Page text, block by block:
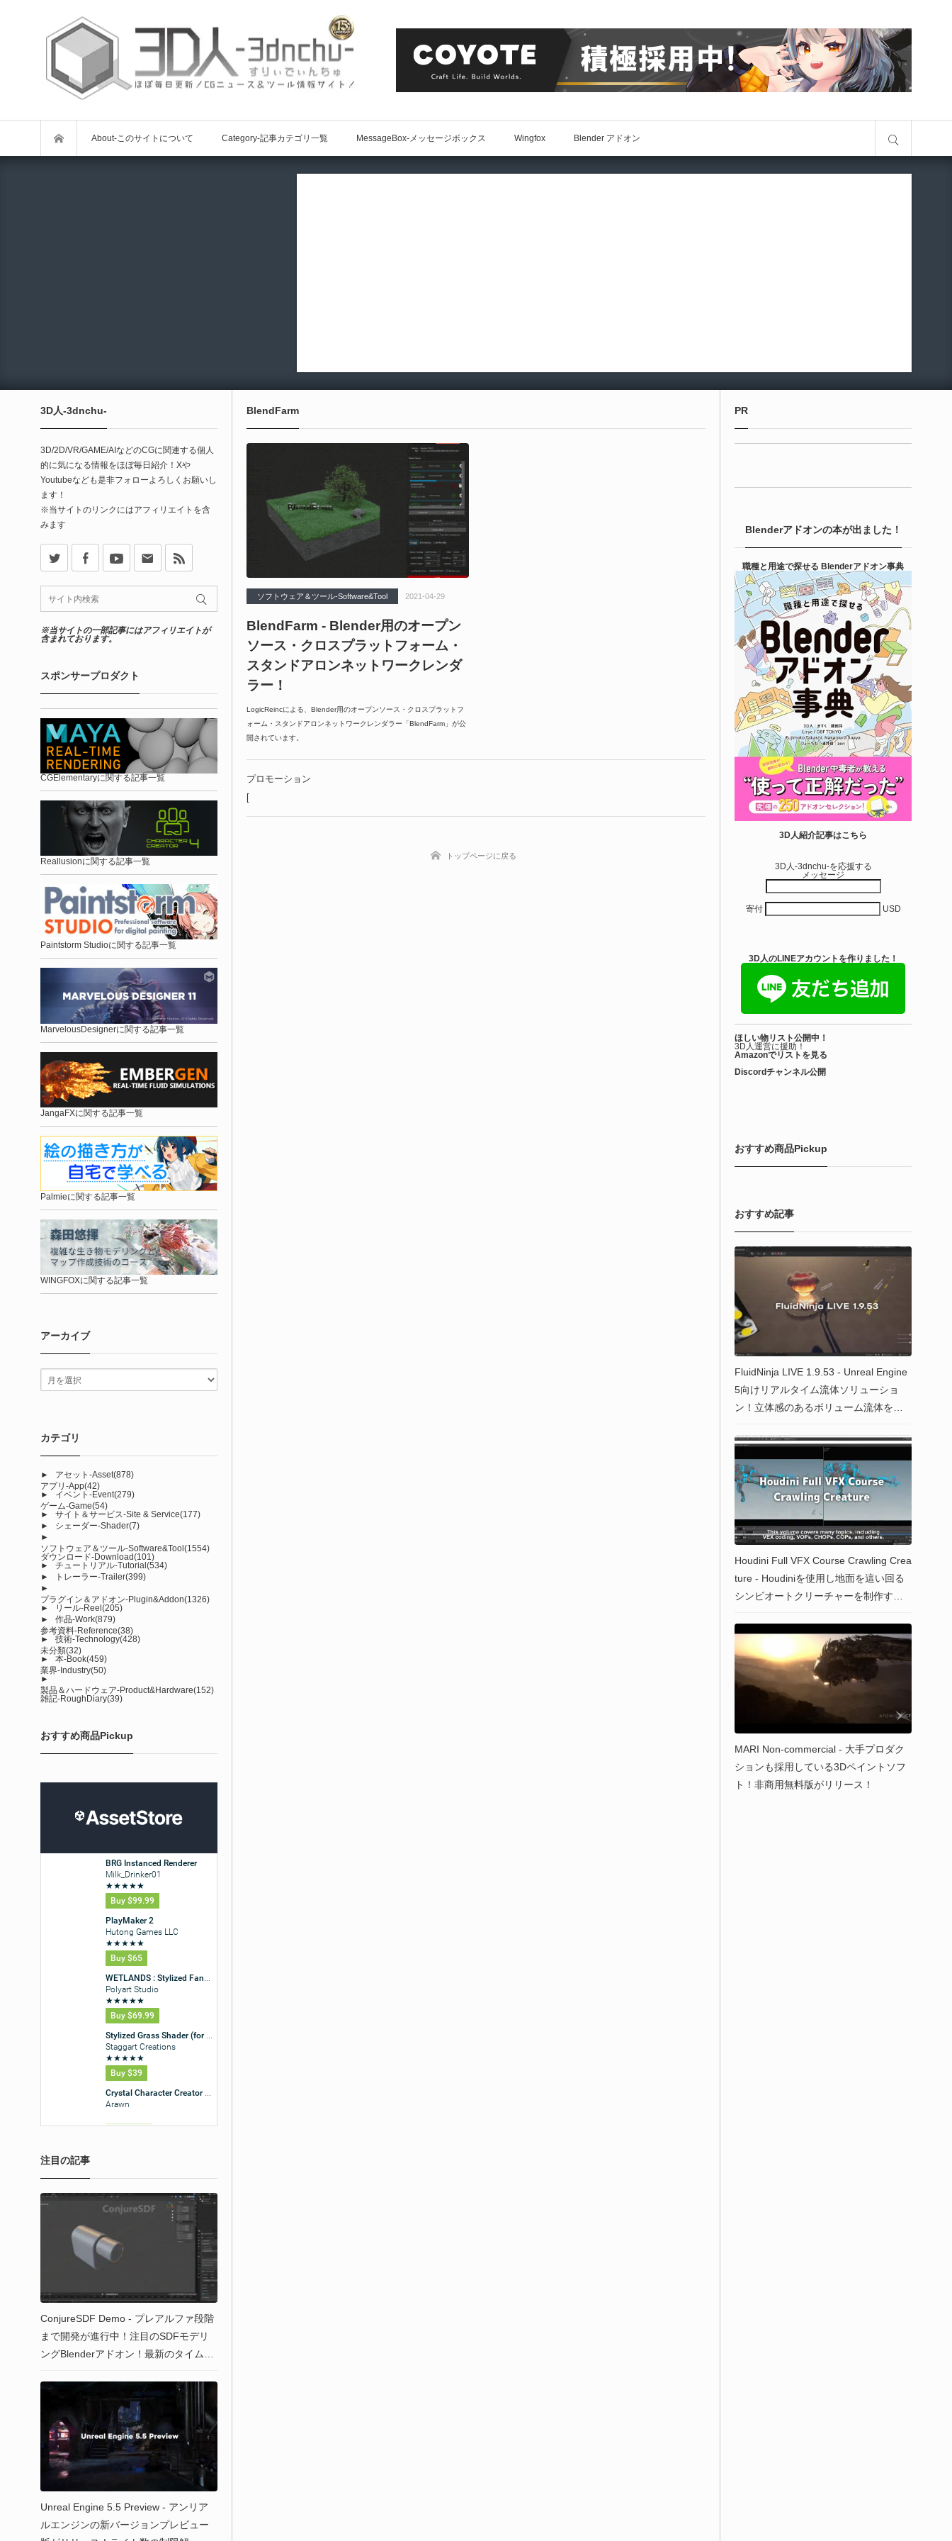
About-このサイトについて Category-記事カテゴリ一覧 MessageBox-メッセージボックス Wingfox Blender アドオン
BlendFarm
ソフトウェア＆ツール-Software&Tool 2021-04-29
BlendFarm - Blender用のオープン
ソース・クロスプラットフォーム・
スタンドアロンネットワークレンダ
ラー！
LogicReincによる、Blender用のオープンソース・クロスプラットフ
ォーム・スタンドアロンネットワークレンダラー「BlendFarm」が公
開されています。
プロモーション
[
トップページに戻る
3D人-3dnchu-
3D/2D/VR/GAME/AIなどのCGに関連する個人
的に気になる情報をほぼ毎日紹介！Xや
Youtubeなども是非フォローよろしくお願いし
ます！
※当サイトのリンクにはアフィリエイトを含
みます
※当サイトの一部記事にはアフィリエイトが
含まれております。
スポンサープロダクト
CGElementaryに関する記事一覧
Reallusionに関する記事一覧
Paintstorm Studioに関する記事一覧
MarvelousDesignerに関する記事一覧
JangaFXに関する記事一覧
Palmieに関する記事一覧
WINGFOXに関する記事一覧
アーカイブ
カテゴリ
► アセット-Asset(878)
アプリ-App(42)
►
イベント-Event(279)
ゲーム-Game(54)
►
サイト＆サービス-Site & Service(177)
►
シェーダー-Shader(7)
►
ソフトウェア＆ツール-Software&Tool(1554)
ダウンロード-Download(101)
►
チュートリアル-Tutorial(534)
►
トレーラー-Trailer(399)
►
プラグイン＆アドオン-Plugin&Addon(1326)
►
リール-Reel(205)
►
作品-Work(879)
参考資料-Reference(38)
►
技術-Technology(428)
未分類(32)
►
本-Book(459)
業界-Industry(50)
►
製品＆ハードウェア-Product&Hardware(152)
雑記-RoughDiary(39)
おすすめ商品Pickup
注目の記事
ConjureSDF Demo - プレアルファ段階
まで開発が進行中！注目のSDFモデリ
ングBlenderアドオン！最新のタイムラ
Unreal Engine 5.5 Preview - アンリア
ルエンジンの新バージョンプレビュー
PR
Blenderアドオンの本が出ました！
職種と用途で探せる Blenderアドオン事典
3D人紹介記事はこちら
3D人-3dnchu-を応援する
メッセージ
寄付 USD
3D人のLINEアカウントを作りました！
ほしい物リスト公開中！
3D人運営に援助！
Amazonでリストを見る
Discordチャンネル公開
おすすめ商品Pickup
おすすめ記事
FluidNinja LIVE 1.9.53 - Unreal Engine
5向けリアルタイム流体ソリューショ
ン！立体感のあるボリューム流体を実
リース！
Houdini Full VFX Course Crawling Crea
ture - Houdiniを使用し地面を這い回る
シンビオートクリーチャーを制作する7
tube上で全編無償公開！
MARI Non-commercial - 大手プロダク
ションも採用している3Dペイントソフ
ト！非商用無料版がリリース！